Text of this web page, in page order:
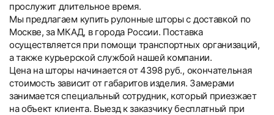
прослужит длительное время.
Мы предлагаем купить рулонные шторы с доставкой по
Москве, за МКАД, в города России. Поставка
осуществляется при помощи транспортных организаций,
а также курьерской службой нашей компании.
Цена на шторы начинается от 4398 руб., окончательная
стоимость зависит от габаритов изделия. Замерами
занимается специальный сотрудник, который приезжает
на объект клиента. Выезд к заказчику бесплатный при